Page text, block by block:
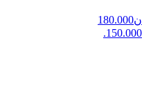
قیمت اصلی: تومان180.000